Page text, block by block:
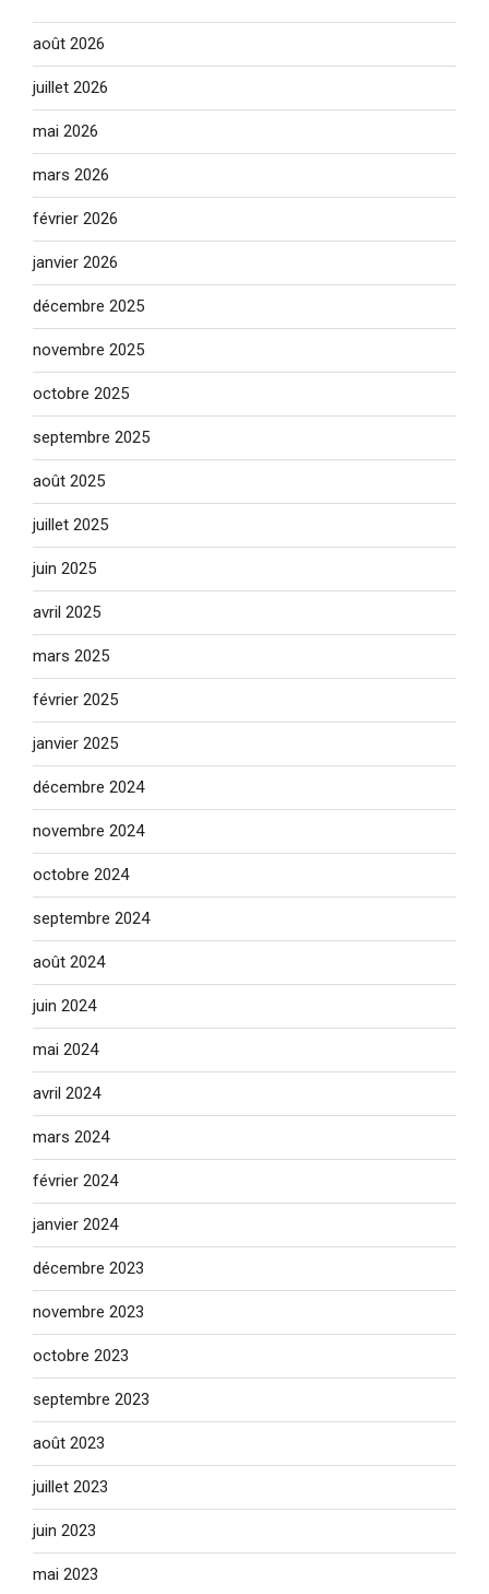
août 2026
juillet 2026
mai 2026
mars 2026
février 2026
janvier 2026
décembre 2025
novembre 2025
octobre 2025
septembre 2025
août 2025
juillet 2025
juin 2025
avril 2025
mars 2025
février 2025
janvier 2025
décembre 2024
novembre 2024
octobre 2024
septembre 2024
août 2024
juin 2024
mai 2024
avril 2024
mars 2024
février 2024
janvier 2024
décembre 2023
novembre 2023
octobre 2023
septembre 2023
août 2023
juillet 2023
juin 2023
mai 2023